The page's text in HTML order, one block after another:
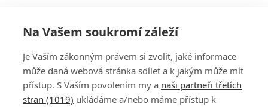
Na Vašem soukromí záleží
Je Vaším zákonným právem si zvolit, jaké informace
může daná webová stránka sdílet a k jakým může mít
přístup. S Vaším povolením my a naši partneři třetích
stran (1019) ukládáme a/nebo máme přístup k